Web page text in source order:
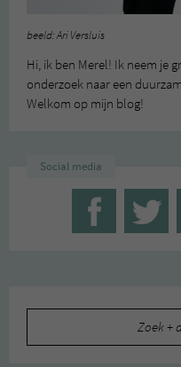
beeld: Ari Versluis
Hi, ik ben Merel! Ik neem je
onderzoek naar een
Welkom op mijn blog!
Social media